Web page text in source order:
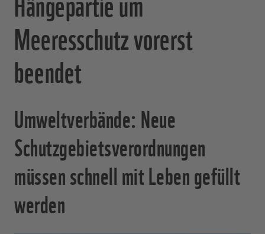
Meeresschutz vorerst
beendet
Umweltverbände: Neue
Schutzgebietsverordnungen
müssen schnell mit Leben gefüllt
werden